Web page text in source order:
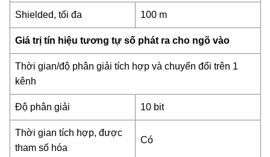
Shielded, tối đa 100 m
Giá trị tín hiệu tương tự số phát ra cho ngõ vào
Thời gian/độ phân giải tích hợp và chuyển đổi trên 1
kênh
Độ phân giải 10 bit
Thời gian tích hợp, được
tham số hóa
Có